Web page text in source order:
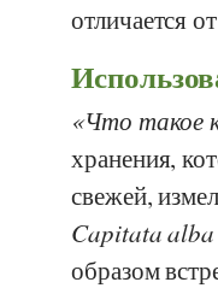
отличается
Что такое
хранения,
свежей,
Capitata alba
образом